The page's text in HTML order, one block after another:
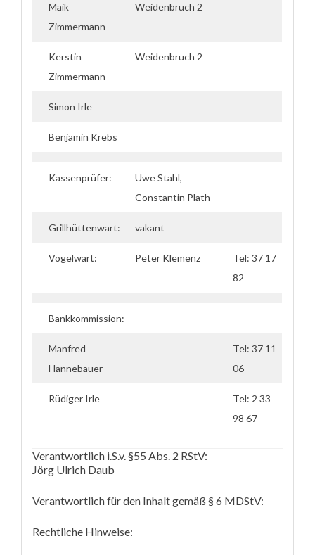
Maik
Zimmermann
Weidenbruch 2
Kerstin
Zimmermann
Weidenbruch 2
Simon Irle
Benjamin Krebs
Kassenprüfer:
Uwe Stahl,
Constantin Plath
Grillhüttenwart: vakant
Vogelwart: Peter Klemenz
Tel: 37 17
82
Bankkommission:
Manfred
Hannebauer
Tel: 37 11
06
Rüdiger Irle
Tel: 2 33
98 67
Verantwortlich i.S.v. §55 Abs. 2 RStV:
Jörg Ulrich Daub
Verantwortlich für den Inhalt gemäß § 6 MDStV:
Rechtliche Hinweise: